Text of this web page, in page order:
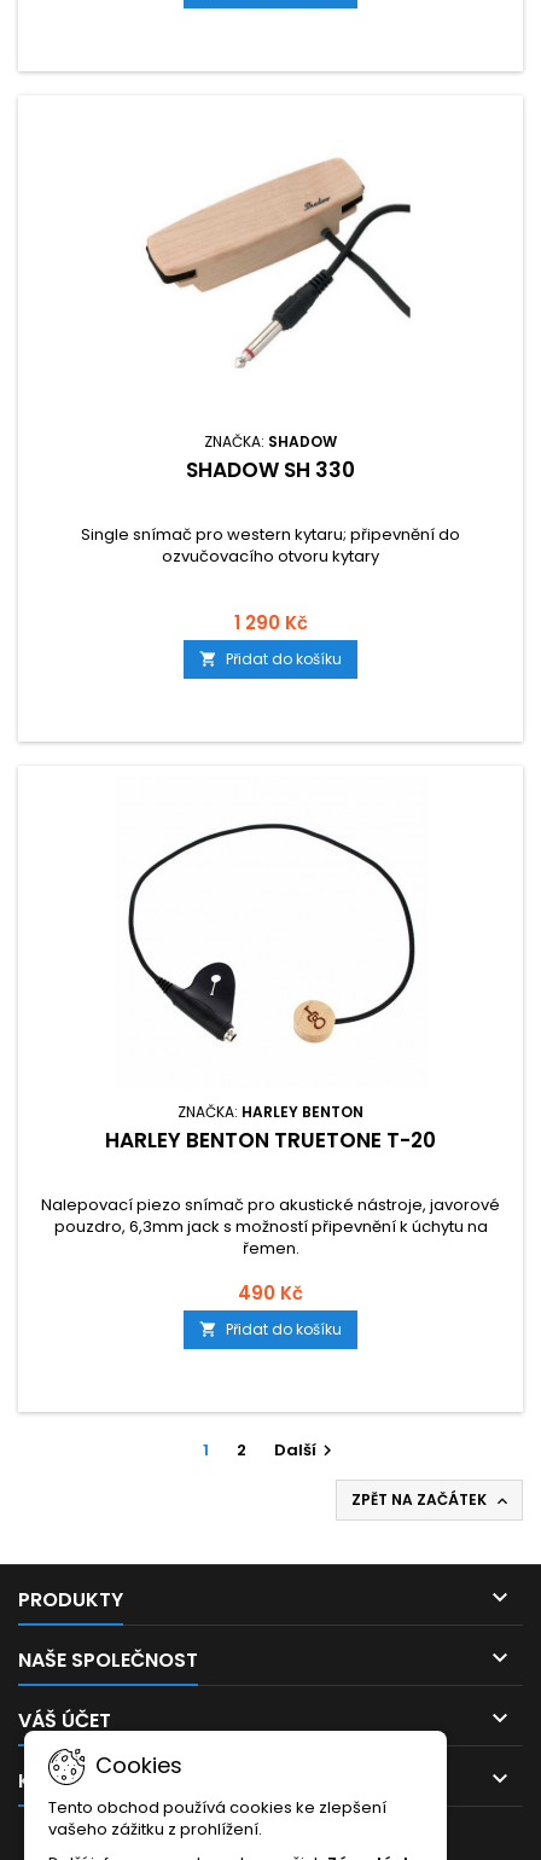
ZNAČKA: SHADOW
SHADOW SH 330
Single snímač pro western kytaru; připevnění do
ozvučovacího otvoru kytary
1 290 Kč
 Přidat do košíku
ZNAČKA: HARLEY BENTON
HARLEY BENTON TRUETONE T-20
Nalepovací piezo snímač pro akustické nástroje, javorové
pouzdro, 6,3mm jack s možností připevnění k úchytu na
řemen.
490 Kč
 Přidat do košíku
1 2 Další 
ZPĚT NA ZAČÁTEK 
PRODUKTY 
NAŠE SPOLEČNOST 
VÁŠ ÚČET 
KONTAKT 
Cookies
Tento obchod používá cookies ke zlepšení
vašeho zážitku z prohlížení.
ODBĚR NOVINEK